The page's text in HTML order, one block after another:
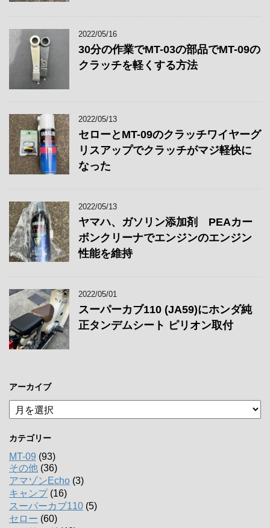
2022/05/16
30分の作業でMT-03の部品でMT-09の
クラッチを軽くする方法
2022/05/13
セローとMT-09のクラッチワイヤーグ
リスアップでクラッチがマジ軽快に
なった
2022/05/13
ヤマハ、ガソリン添加剤 PEAカー
ボンクリーナでエンジンのエンジン
性能を維持
2022/05/01
スーパーカブ110 (JA59)にホンダ純
正タンデムシート ピリオン取付
アーカイブ
ア
ー
イ
ブ
カテゴリー
MT-09 (93)
その他 (36)
アマゾンEcho (3)
キャンプ(16)
スーパーカブ110 (5)
セロー (60)